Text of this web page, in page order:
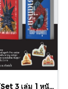
Pre-order [Set 3 เล่ม ] หนังสือชุดความสัมพันธ์ "ไทย-กัมพูชา" / มติชน